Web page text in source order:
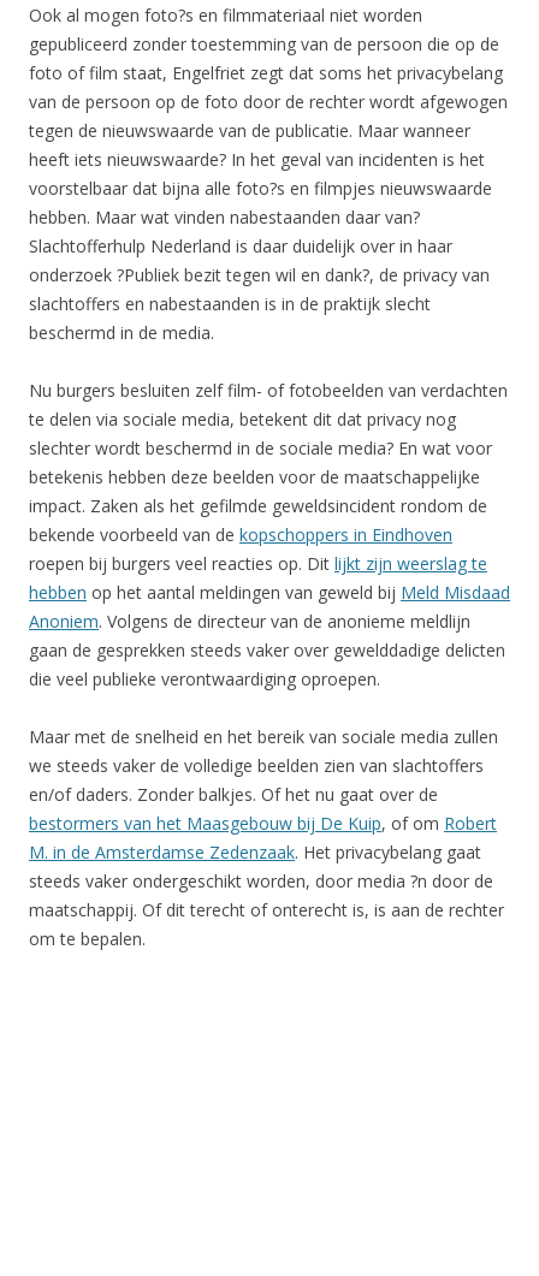
Ook al mogen foto?s en filmmateriaal niet worden
gepubliceerd zonder toestemming van de persoon die op de
foto of film staat, Engelfriet zegt dat soms het privacybelang
van de persoon op de foto door de rechter wordt afgewogen
tegen de nieuwswaarde van de publicatie. Maar wanneer
heeft iets nieuwswaarde? In het geval van incidenten is het
voorstelbaar dat bijna alle foto?s en filmpjes nieuwswaarde
hebben. Maar wat vinden nabestaanden daar van?
Slachtofferhulp Nederland is daar duidelijk over in haar
onderzoek ?Publiek bezit tegen wil en dank?, de privacy van
slachtoffers en nabestaanden is in de praktijk slecht
beschermd in de media.
Nu burgers besluiten zelf film- of fotobeelden van verdachten
te delen via sociale media, betekent dit dat privacy nog
slechter wordt beschermd in de sociale media? En wat voor
betekenis hebben deze beelden voor de maatschappelijke
impact. Zaken als het gefilmde geweldsincident rondom de
bekende voorbeeld van de kopschoppers in Eindhoven
roepen bij burgers veel reacties op. Dit lijkt zijn weerslag te
hebben op het aantal meldingen van geweld bij Meld Misdaad
Anoniem. Volgens de directeur van de anonieme meldlijn
gaan de gesprekken steeds vaker over gewelddadige delicten
die veel publieke verontwaardiging oproepen.
Maar met de snelheid en het bereik van sociale media zullen
we steeds vaker de volledige beelden zien van slachtoffers
en/of daders. Zonder balkjes. Of het nu gaat over de
bestormers van het Maasgebouw bij De Kuip, of om Robert
M. in de Amsterdamse Zedenzaak. Het privacybelang gaat
steeds vaker ondergeschikt worden, door media ?n door de
maatschappij. Of dit terecht of onterecht is, is aan de rechter
om te bepalen.